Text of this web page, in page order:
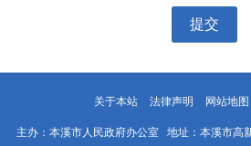
提交
关于本站 法律声明 网站地图
主办：本溪市人民政府办公室 地址：本溪市高